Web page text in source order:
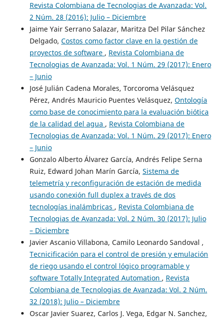
Revista Colombiana de Tecnologias de Avanzada: Vol.
2 Núm. 28 (2016): Julio – Diciembre
Jaime Yair Serrano Salazar, Maritza Del Pilar Sánchez
Delgado, Costos como factor clave en la gestión de
proyectos de software , Revista Colombiana de
Tecnologias de Avanzada: Vol. 1 Núm. 29 (2017): Enero
– Junio
José Julián Cadena Morales, Torcoroma Velásquez
Pérez, Andrés Mauricio Puentes Velásquez, Ontología
como base de conocimiento para la evaluación biótica
de la calidad del agua , Revista Colombiana de
Tecnologias de Avanzada: Vol. 1 Núm. 29 (2017): Enero
– Junio
Gonzalo Alberto Álvarez García, Andrés Felipe Serna
Ruiz, Edward Johan Marín García, Sistema de
telemetría y reconfiguración de estación de medida
usando conexión full duplex a través de dos
tecnologías inalámbricas , Revista Colombiana de
Tecnologias de Avanzada: Vol. 2 Núm. 30 (2017): Julio
– Diciembre
Javier Ascanio Villabona, Camilo Leonardo Sandoval ,
Tecnicificación para el control de presión y emulación
de riego usando el control lógico programable y
software Totally Integrated Automation , Revista
Colombiana de Tecnologias de Avanzada: Vol. 2 Núm.
32 (2018): Julio – Diciembre
Oscar Javier Suarez, Carlos J. Vega, Edgar N. Sanchez,